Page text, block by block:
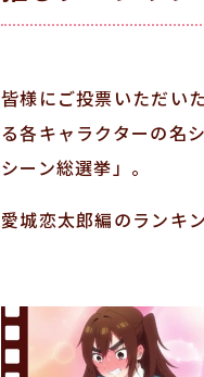
皆様にご投票いただい
る各キャラクターの名
シーン総選挙」。
愛城恋太郎編のランキ